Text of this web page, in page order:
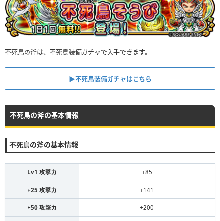
不死鳥の斧は、不死鳥装備ガチャで入手できます。
▶︎不死鳥装備ガチャはこちら
不死鳥の斧の基本情報
不死鳥の斧の基本情報
Lv1 攻撃力 +85
+25 攻撃力 +141
+50 攻撃力 +200